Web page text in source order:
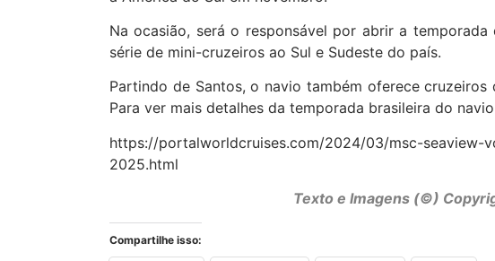
Na ocasião, será o responsável por abrir a
série de mini-cruzeiros ao Sul e Sudeste do país.
Partindo de Santos, o navio também oferece
Para ver mais detalhes da temporada brasileira do
https://portalworldcruises.com/2024/03/msc-seaview-
2025.html
Texto e Imagens (©)
Compartilhe isso: